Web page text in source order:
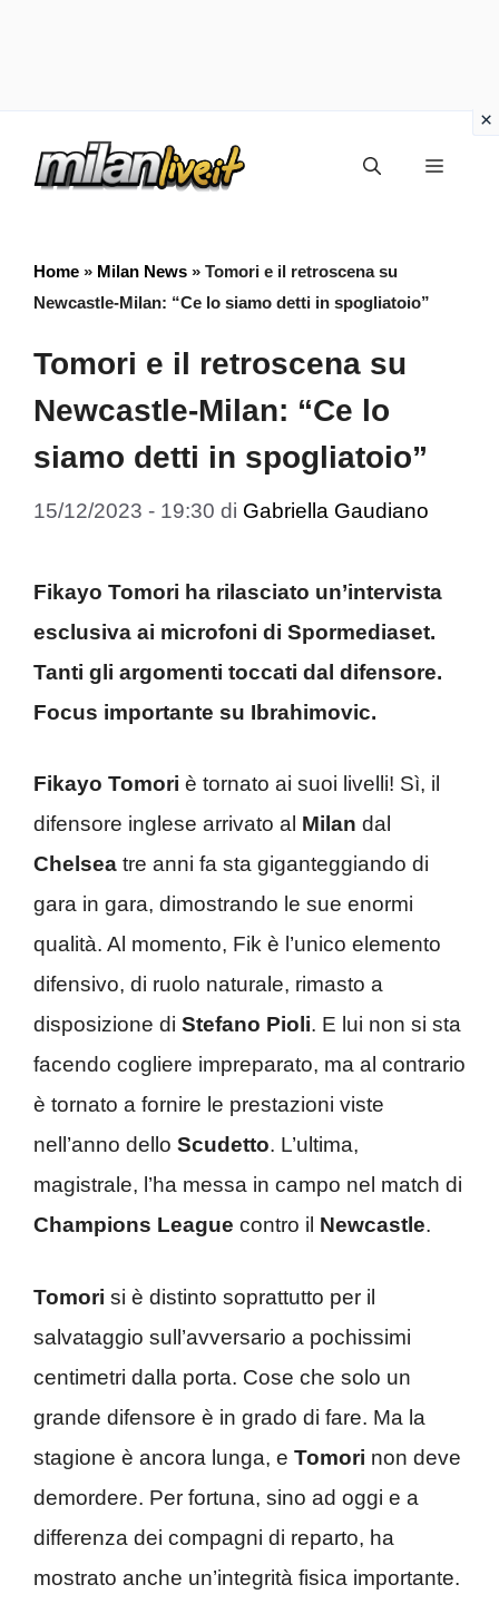
Menu
Home » Milan News » Tomori e il retroscena su
Newcastle-Milan: “Ce lo siamo detti in spogliatoio”
Tomori e il retroscena su
Newcastle-Milan: “Ce lo
siamo detti in spogliatoio”
15/12/2023 - 19:30 di Gabriella Gaudiano
Fikayo Tomori ha rilasciato un’intervista
esclusiva ai microfoni di Spormediaset.
Tanti gli argomenti toccati dal difensore.
Focus importante su Ibrahimovic.
Fikayo Tomori è tornato ai suoi livelli! Sì, il
difensore inglese arrivato al Milan dal
Chelsea tre anni fa sta giganteggiando di
gara in gara, dimostrando le sue enormi
qualità. Al momento, Fik è l’unico elemento
difensivo, di ruolo naturale, rimasto a
disposizione di Stefano Pioli. E lui non si sta
facendo cogliere impreparato, ma al contrario
è tornato a fornire le prestazioni viste
nell’anno dello Scudetto. L’ultima,
magistrale, l’ha messa in campo nel match di
Champions League contro il Newcastle.
Tomori si è distinto soprattutto per il
salvataggio sull’avversario a pochissimi
centimetri dalla porta. Cose che solo un
grande difensore è in grado di fare. Ma la
stagione è ancora lunga, e Tomori non deve
demordere. Per fortuna, sino ad oggi e a
differenza dei compagni di reparto, ha
mostrato anche un’integrità fisica importante.